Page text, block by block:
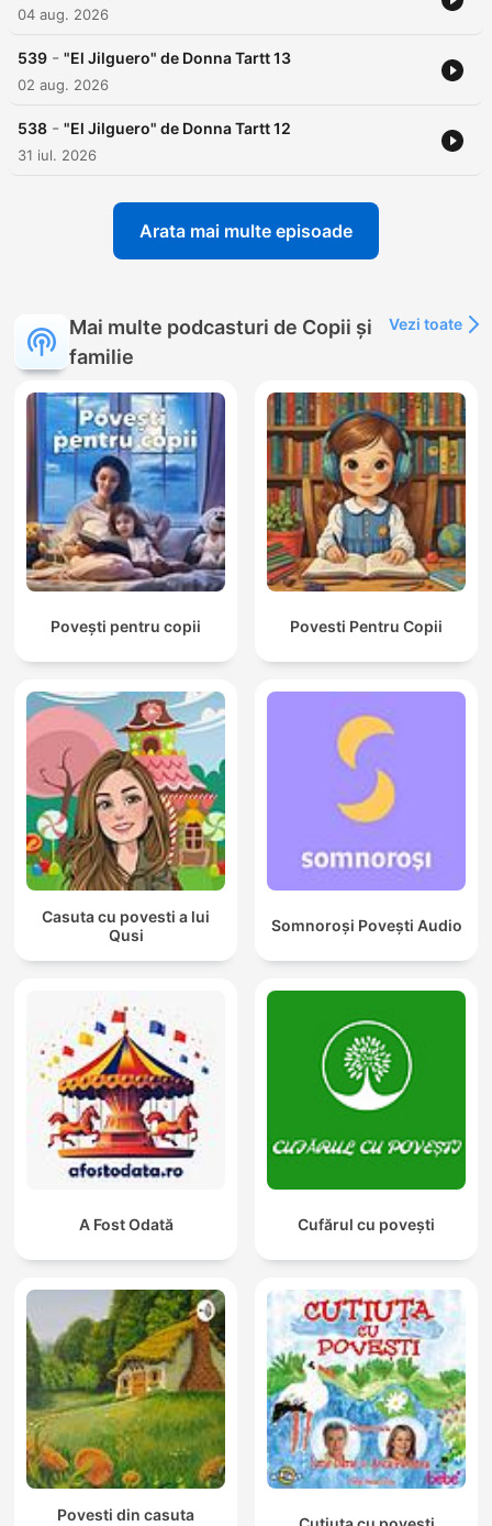
04 aug. 2026
539 - "El Jilguero" de Donna Tartt 13
02 aug. 2026
538 - "El Jilguero" de Donna Tartt 12
31 iul. 2026
Arata mai multe episoade
Mai multe podcasturi de Copii și
familie
Vezi toate
Povești pentru copii Povesti Pentru Copii
Casuta cu povesti a lui
Qusi
Somnoroși Povești Audio
A Fost Odată Cufărul cu povești
Povesti din casuta